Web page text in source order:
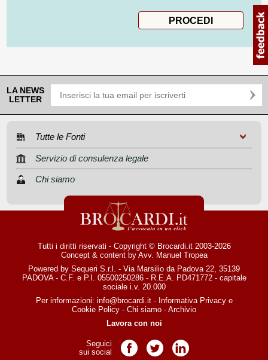
LA NEWS
LETTER
Tutte le Fonti
Servizio di consulenza legale
Chi siamo
Tutti i diritti riservati - Copyright © Brocardi.it 2003-2026
Concept & content by Avv. Manuel Tropea
Powered by Sequeri S.r.l. - Via Marsilio da Padova 22, 35139
PADOVA - C.F. e P.I. 05500250286 - R.E.A. PD471772 - capitale
sociale i.v. 20.000
Per informazioni: info@brocardi.it- Informativa Privacye
Cookie Policy - Chi siamo - Archivio
Lavora con noi
Seguici
sui social
Pagina Facebook
Pagina TwitterPagina LinkedIn